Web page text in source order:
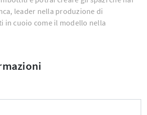
leader nella produzione di
in cuoio come il modello nella